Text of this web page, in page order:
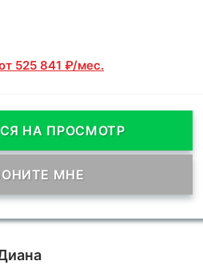
525 841 ₽/мес.
НА ПРОСМОТР
МНЕ